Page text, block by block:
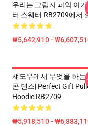
우리는 그림자 파악 아기
터 스웨터 RB2709에서
₩5,642,910 -
섀도우에서 무엇을 하는
콘 댄스| Perfect Gift
Hoodie RB2709
₩5,918,510 -